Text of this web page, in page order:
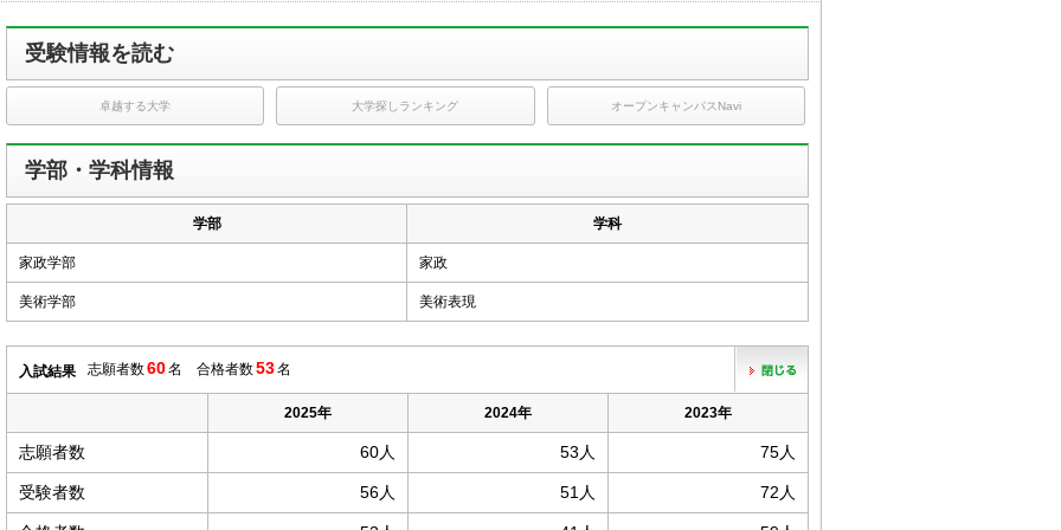
受験情報を読む
卓越する大学 大学探しランキング オープンキャンパスNavi
学部・学科情報
学部 学科
家政学部 家政
美術学部 美術表現
入試結果 志願者数60名 合格者数53名
2025年 2024年 2023年
志願者数 60人 53人 75人
受験者数 56人 51人 72人